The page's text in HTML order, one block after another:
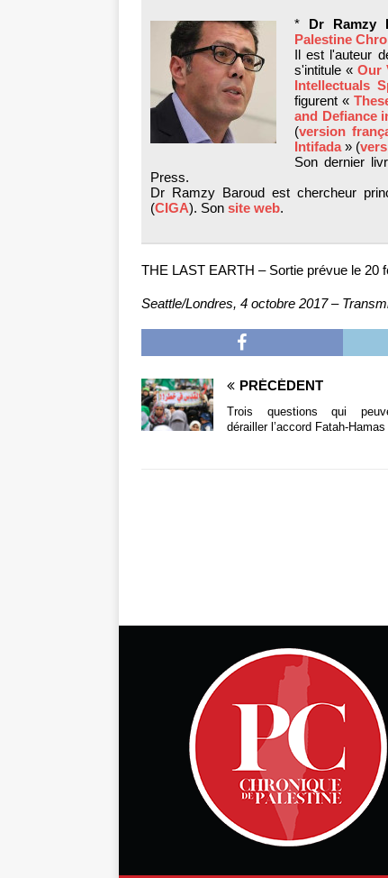
* Dr Ramzy
Palestine
Il est l'auteur
s'intitule «Our
Intellectuals
figurent «
and Defiance
(version
Intifada» (
Son dernier
Press.
Dr Ramzy Baroud est chercheur
(CIGA). Son site web.
THE LAST EARTH – Sortie prévue le 20
Seattle/Londres, 4 octobre 2017 –
PRÉCÉDENT
Trois questions qui
dérailler l’accord Fatah-Hamas